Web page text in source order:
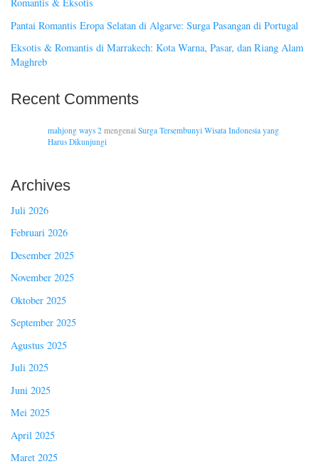
Pantai Romantis Eropa Selatan di Algarve: Surga Pasangan di Portugal
Eksotis & Romantis di Marrakech: Kota Warna, Pasar, dan Riang Alam
Maghreb
Recent Comments
mahjong ways 2mengenai Surga Tersembunyi Wisata Indonesia yang
Harus Dikunjungi
Archives
Juli 2026
Februari 2026
Desember 2025
November 2025
Oktober 2025
September 2025
Agustus 2025
Juli 2025
Juni 2025
Mei 2025
April 2025
Maret 2025